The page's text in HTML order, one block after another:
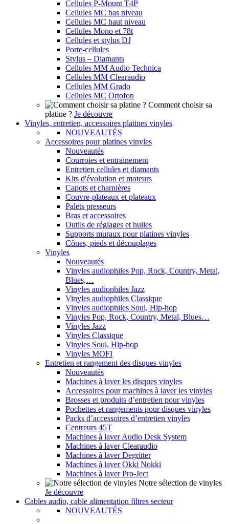
Cellules P-Mount T4P
Cellules MC bas niveau
Cellules MC haut niveau
Cellules Mono et 78t
Cellules et stylus DJ
Porte-cellules
Stylus – Diamants
Cellules MM Audio Technica
Cellules MM Clearaudio
Cellules MM Grado
Cellules MC Ortofon
Comment choisir sa
platine ? Je découvre
Vinyles, entretien, accessoires platines vinyles
NOUVEAUTÉS
Accessoires pour platines vinyles
Nouveautés
Courroies et entrainement
Entretien cellules et diamants
Kits d'évolution et moteurs
Capots et charnières
Couvre-plateaux et plateaux
Palets presseurs
Bras et accessoires
Outils de réglages et huiles
Supports muraux pour platines vinyles
Cônes, pieds et découplages
Vinyles
Nouveautés
Vinyles audiophiles Pop, Rock, Country, Metal,
Blues,…
Vinyles audiophiles Jazz
Vinyles audiophiles Classique
Vinyles audiophiles Soul, Hip-hop
Vinyles Pop, Rock, Country, Metal, Blues…
Vinyles Jazz
Vinyles Classique
Vinyles Soul, Hip-hop
Vinyles MOFI
Entretien et rangement des disques vinyles
Nouveautés
Machines à laver les disques vinyles
Accessoires pour machines à laver les vinyles
Brosses et produits d’entretien pour vinyles
Pochettes et rangements pour disques vinyles
Packs d’accessoires d’entretien vinyles
Centreurs 45T
Machines à laver Audio Desk System
Machines à laver Clearaudio
Machines à laver Degritter
Machines à laver Okki Nokki
Machines à laver Pro-Ject
Notre sélection de vinyles
Je découvre
Cables audio, cable alimentation filtres secteur
NOUVEAUTÉS